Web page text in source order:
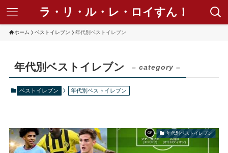
ラ・リ・ル・レ・ロイすん！
ホーム ベストイレブン 年代別ベストイレブン
年代別ベストイレブン – category –
ベストイレブン 年代別ベストイレブン
年代別ベストイレブン